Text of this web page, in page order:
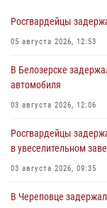
Росгвардейцы
05 августа 2026, 12:53
В Белозерске
автомобиля
03 августа 2026, 12:06
Росгвардейцы
в увеселительном
03 августа 2026, 09:35
В Череповце